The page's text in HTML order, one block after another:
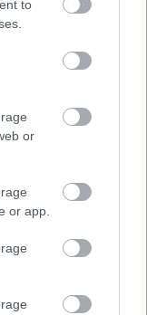
to
or
or app.
10
épülő